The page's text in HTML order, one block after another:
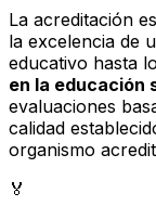
La acreditación
la excelencia de
educativo hasta
en la educación
evaluaciones
calidad
organismo
🏅